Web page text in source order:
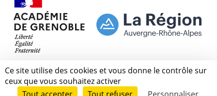
Ce site utilise des cookies et vous donne le contrôle sur
ceux que vous souhaitez activer